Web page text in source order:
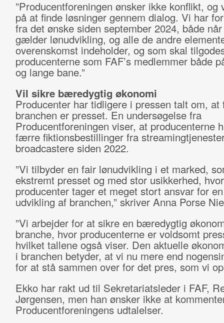
”Producentforeningen ønsker ikke konflikt, og
på at finde løsninger gennem dialog. Vi har
fra det ønske siden september 2024, både
gælder lønudvikling, og alle de andre
overenskomst indeholder, og som skal
producenterne som FAF’s medlemmer både
og lange bane.”
Vil sikre bæredygtig økonomi
Producenter har tidligere i pressen talt om, at
branchen er presset. En undersøgelse fra
Producentforeningen viser, at producenterne
færre fiktionsbestillinger fra
broadcastere siden 2022.
”Vi tilbyder en fair lønudvikling i et marked,
ekstremt presset og med stor usikkerhed,
producenter tager et meget stort ansvar for
udvikling af branchen,” skriver Anna Porse
”Vi arbejder for at sikre en bæredygtig
branche, hvor producenterne er voldsomt
hvilket tallene også viser. Den aktuelle
i branchen betyder, at vi nu mere end
for at stå sammen over for det pres, som vi
Ekko har rakt ud til Sekretariatsleder i FAF,
Jørgensen, men han ønsker ikke at
Producentforeningens udtalelser.